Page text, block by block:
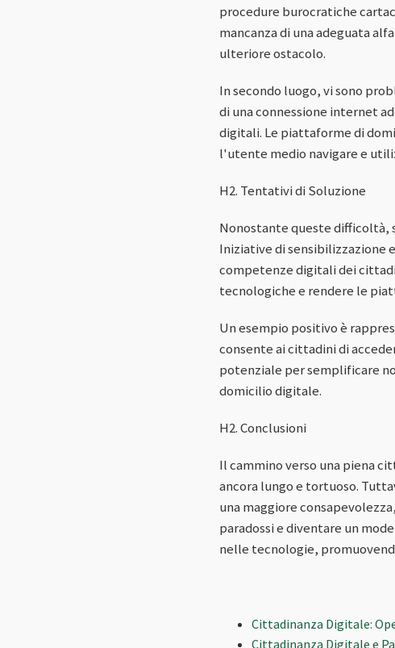
procedure burocratiche
mancanza di una adeguata
ulteriore ostacolo.
In secondo luogo, vi sono
di una connessione internet
digitali. Le piattaforme di
l'utente medio navigare e
H2. Tentativi di Soluzione
Nonostante queste difficoltà,
Iniziative di sensibilizzazione
competenze digitali dei
tecnologiche e rendere le
Un esempio positivo è
consente ai cittadini di
potenziale per semplificare
domicilio digitale.
H2. Conclusioni
Il cammino verso una piena
ancora lungo e tortuoso.
una maggiore
paradossi e diventare un
nelle tecnologie,
Cittadinanza Digitale:
Cittadinanza Digitale e